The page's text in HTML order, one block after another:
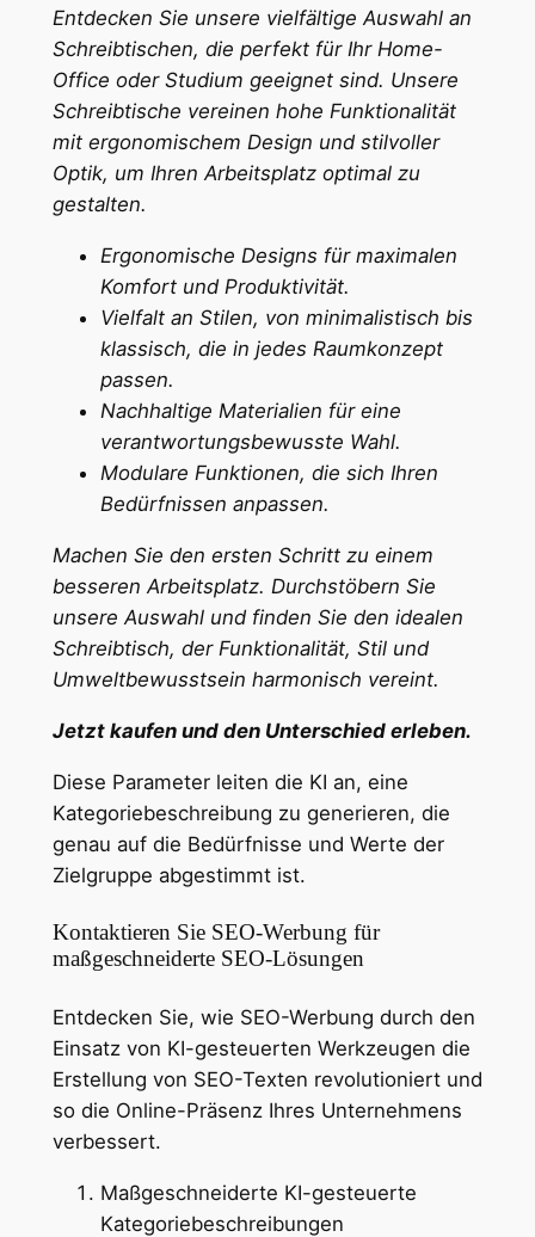
Entdecken Sie unsere vielfältige Auswahl an
Schreibtischen, die perfekt für Ihr Home-
Office oder Studium geeignet sind. Unsere
Schreibtische vereinen hohe Funktionalität
mit ergonomischem Design und stilvoller
Optik, um Ihren Arbeitsplatz optimal zu
gestalten.
Ergonomische Designs für maximalen
Komfort und Produktivität.
Vielfalt an Stilen, von minimalistisch bis
klassisch, die in jedes Raumkonzept
passen.
Nachhaltige Materialien für eine
verantwortungsbewusste Wahl.
Modulare Funktionen, die sich Ihren
Bedürfnissen anpassen.
Machen Sie den ersten Schritt zu einem
besseren Arbeitsplatz. Durchstöbern Sie
unsere Auswahl und finden Sie den idealen
Schreibtisch, der Funktionalität, Stil und
Umweltbewusstsein harmonisch vereint.
Jetzt kaufen und den Unterschied erleben.
Diese Parameter leiten die KI an, eine
Kategoriebeschreibung zu generieren, die
genau auf die Bedürfnisse und Werte der
Zielgruppe abgestimmt ist.
Kontaktieren Sie SEO-Werbung für
maßgeschneiderte SEO-Lösungen
Entdecken Sie, wie SEO-Werbung durch den
Einsatz von KI-gesteuerten Werkzeugen die
Erstellung von SEO-Texten revolutioniert und
so die Online-Präsenz Ihres Unternehmens
verbessert.
Maßgeschneiderte KI-gesteuerte
Kategoriebeschreibungen